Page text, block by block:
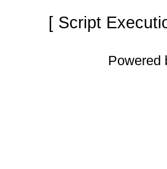
[ Script
Powered